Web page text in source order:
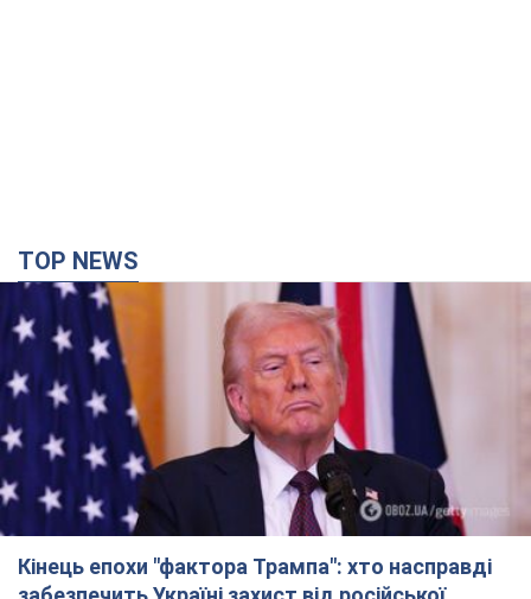
TOP NEWS
Кінець епохи "фактора Трампа": хто насправді